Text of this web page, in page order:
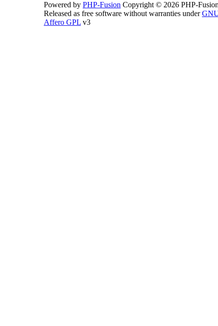
Powered by PHP-Fusion Copyright © 2026 PHP-
Released as free software without warranties under
Affero GPL v3